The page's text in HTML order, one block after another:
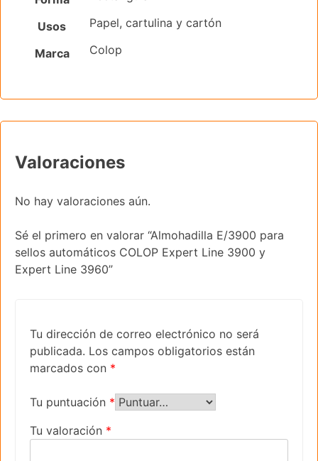
Usos Papel, cartulina y cartón
Marca Colop
Valoraciones
No hay valoraciones aún.
Sé el primero en valorar “Almohadilla E/3900 para
sellos automáticos COLOP Expert Line 3900 y
Expert Line 3960”
Tu dirección de correo electrónico no será
publicada. Los campos obligatorios están
marcados con *
Tu puntuación *
Tu valoración *